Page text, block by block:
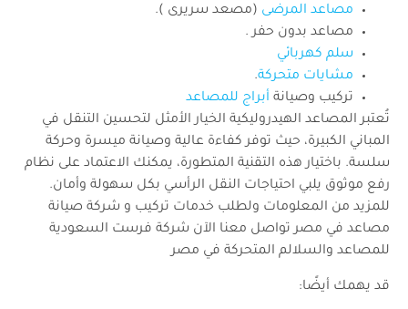
مصاعد المرضى (مصعد سريرى ).
مصاعد بدون حفر .
سلم كهربائي
مشايات متحركة.
تركيب وصيانة أبراج للمصاعد
تُعتبر المصاعد الهيدروليكية الخيار الأمثل لتحسين التنقل في
المباني الكبيرة، حيث توفر كفاءة عالية وصيانة ميسرة وحركة
سلسة. باختيار هذه التقنية المتطورة، يمكنك الاعتماد على نظام
رفع موثوق يلبي احتياجات النقل الرأسي بكل سهولة وأمان.
للمزيد من المعلومات ولطلب خدمات تركيب و شركة صيانة
مصاعد في مصر تواصل معنا الآن شركة فرست السعودية
للمصاعد والسلالم المتحركة في مصر
قد يهمك أيضًا: